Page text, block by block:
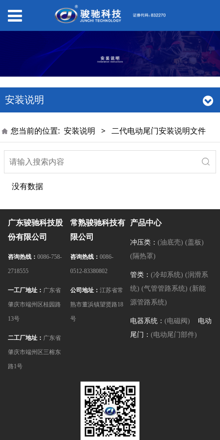
安装说明
您当前的位置: 安装说明 > 二代电动尾门安装说明文件
没有数据
广东骏驰科技股
份有限公司
咨询热线： 0086-758-
2718555
一工厂地址： 广东省
肇庆市端州区桂园路
13号
二工厂地址： 广东省
肇庆市端州区三榕东
路1号
常熟骏驰科技有
限公司
咨询热线： 0086-
0512-83380802
公司地址： 江苏省常
熟市董浜镇望贤路18
号
产品中心
冲压类： (油底壳) (盖板)
(隔热罩)
管类： (冷却系统) (润滑系
统) (气管管路系统) (新能
源管路系统)
电器系统： (电磁阀) 电动
尾门： (电动尾门部件)